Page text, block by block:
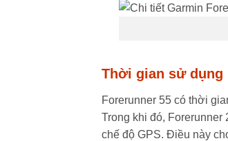
Thời gian sử dụng
Forerunner 55 có thời
Trong khi đó,
chế độ GPS. Điều này